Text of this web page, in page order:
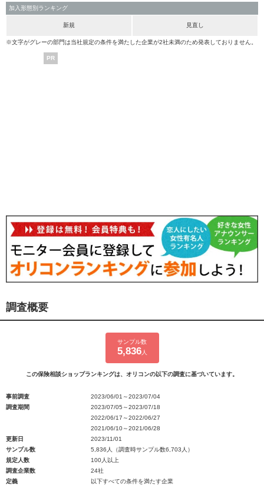
加入形態別ランキング
新規 見直し
※文字がグレーの部門は当社規定の条件を満たした企業が2社未満のため発表しておりません。
PR
調査概要
サンプル数
5,836人
この保険相談ショップランキングは、オリコンの以下の調査に基づいています。
事前調査
2023/06/01～2023/07/04
調査期間
2023/07/05～2023/07/18
2022/06/17～2022/06/27
2021/06/10～2021/06/28
更新日
2023/11/01
サンプル数
5,836人（調査時サンプル数6,703人）
規定人数
100人以上
調査企業数
24社
定義
以下すべての条件を満たす企業